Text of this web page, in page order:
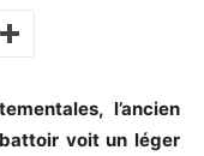
l’ancien
voit un léger